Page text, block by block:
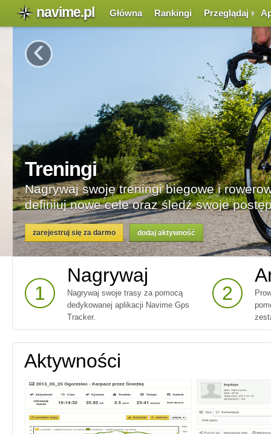
navime.pl Główna Rankingi Przeglądaj
Rywalizuj
wybranych
zarejestruj się
‹
1
Nagrywaj
Nagrywaj swoje trasy za pomocą
dedykowanej aplikacji Navime Gps
Tracker.
2
Aktywności